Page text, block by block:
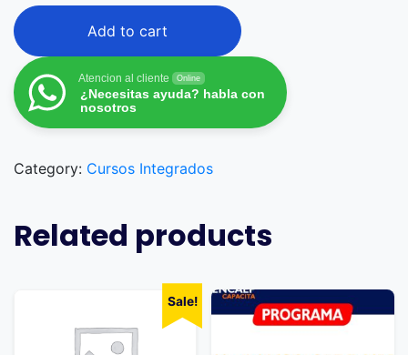
Add to cart
Atencion al cliente Online
¿Necesitas ayuda? habla con
nosotros
Category: Cursos Integrados
Related products
Sale!